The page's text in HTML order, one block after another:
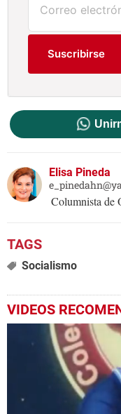
Suscribirse
Elisa Pineda
Columnista de
Socialismo
VIDEOS